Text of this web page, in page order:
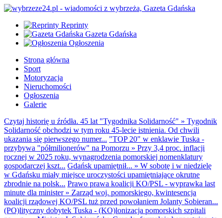
Reprinty
Gazeta Gdańska
Ogłoszenia
Strona główna
Sport
Motoryzacja
Nieruchomości
Ogłoszenia
Galerie
Czytaj historię u źródła. 45 lat "Tygodnika Solidarność" » Tygodnik
Solidarność obchodzi w tym roku 45-lecie istnienia. Od chwili
ukazania się pierwszego numer... "TOP 20" w enklawie Tuska -
przybywa "półmilionerów" na Pomorzu » Przy 3,4 proc. inflacji
rocznej w 2025 roku, wynagrodzenia pomorskiej nomenklatury
gospodarczej kszt... Gdańsk upamiętnił... » W sobotę i w niedzielę
w Gdańsku miały miejsce uroczystości upamiętniające okrutne
zbrodnie na polsk... Prawo prawa koalicji KO/PSL - wyprawka last
minute dla minister» Zarząd woj. pomorskiego, kwintesencja
koalicji rządowej KO/PSL tuż przed powołaniem Jolanty Sobieran...
(PO)lityczny dobytek Tuska - (KO)lonizacja pomorskich szpitali